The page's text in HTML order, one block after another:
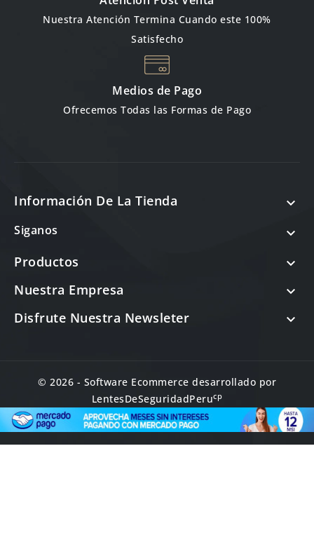
Nuestra Atención Termina Cuando este 100%
Satisfecho
Medios de Pago
Ofrecemos Todas las Formas de Pago
Información De La Tienda 
Siganos

Productos

Nuestra Empresa

Disfrute Nuestra Newsleter

© 2026 - Software Ecommerce desarrollado por
LentesDeSeguridadPerucp